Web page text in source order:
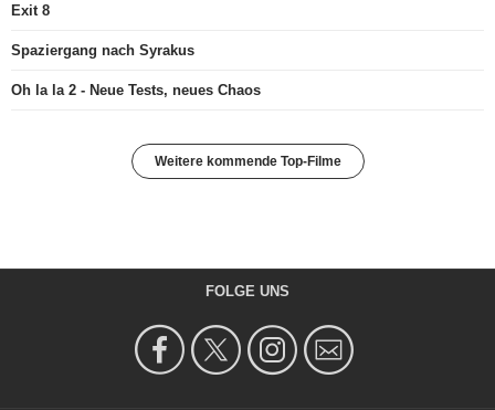
Exit 8
Spaziergang nach Syrakus
Oh la la 2 - Neue Tests, neues Chaos
Weitere kommende Top-Filme
FOLGE UNS